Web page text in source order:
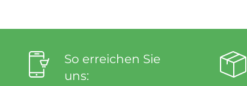
So erreichen Sie
uns: